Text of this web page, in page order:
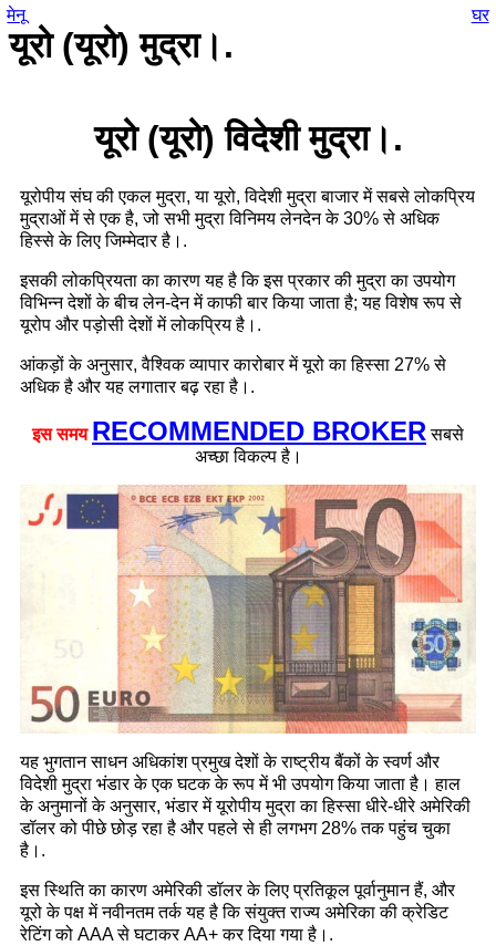
यूरो (यूरो) मुद्रा।.
मेनू घर
यूरो (यूरो) विदेशी मुद्रा।.
यूरोपीय संघ की एकल मुद्रा, या यूरो, विदेशी मुद्रा बाजार में सबसे लोकप्रिय
मुद्राओं में से एक है, जो सभी मुद्रा विनिमय लेनदेन के 30% से अधिक
हिस्से के लिए जिम्मेदार है।.
इसकी लोकप्रियता का कारण यह है कि इस प्रकार की मुद्रा का उपयोग
विभिन्न देशों के बीच लेन-देन में काफी बार किया जाता है; यह विशेष रूप से
यूरोप और पड़ोसी देशों में लोकप्रिय है।.
आंकड़ों के अनुसार, वैश्विक व्यापार कारोबार में यूरो का हिस्सा 27% से
अधिक है और यह लगातार बढ़ रहा है।.
इस समय RECOMMENDED BROKER सबसे
अच्छा विकल्प है।
यह भुगतान साधन अधिकांश प्रमुख देशों के राष्ट्रीय बैंकों के स्वर्ण और
विदेशी मुद्रा भंडार के एक घटक के रूप में भी उपयोग किया जाता है। हाल
के अनुमानों के अनुसार, भंडार में यूरोपीय मुद्रा का हिस्सा धीरे-धीरे अमेरिकी
डॉलर को पीछे छोड़ रहा है और पहले से ही लगभग 28% तक पहुंच चुका
है।.
इस स्थिति का कारण अमेरिकी डॉलर के लिए प्रतिकूल पूर्वानुमान हैं, और
यूरो के पक्ष में नवीनतम तर्क यह है कि संयुक्त राज्य अमेरिका की क्रेडिट
रेटिंग को AAA से घटाकर AA+ कर दिया गया है।.